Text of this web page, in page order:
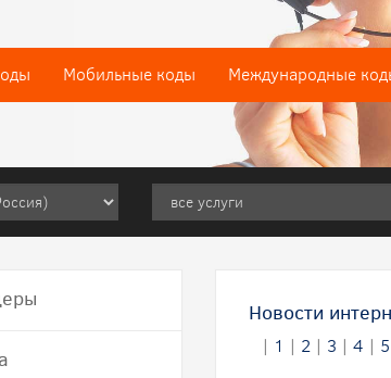
Мобильные коды Международные
Новости
| 1 | 2 | 3 | 4 | 5